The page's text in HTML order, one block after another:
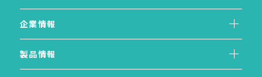
企業情報
製品情報